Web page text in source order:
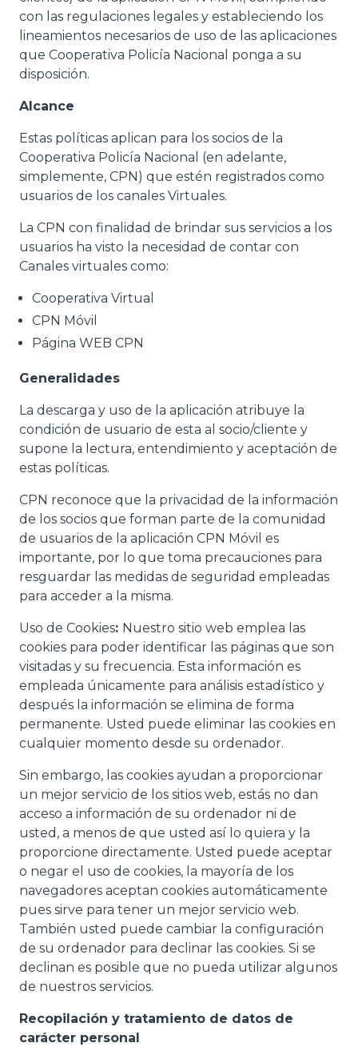
con las regulaciones legales y estableciendo los
lineamientos necesarios de uso de las aplicaciones
que Cooperativa Policía Nacional ponga a su
disposición.
Alcance
Estas políticas aplican para los socios de la
Cooperativa Policía Nacional (en adelante,
simplemente, CPN) que estén registrados como
usuarios de los canales Virtuales.
La CPN con finalidad de brindar sus servicios a los
usuarios ha visto la necesidad de contar con
Canales virtuales como:
Cooperativa Virtual
CPN Móvil
Página WEB CPN
Generalidades
La descarga y uso de la aplicación atribuye la
condición de usuario de esta al socio/cliente y
supone la lectura, entendimiento y aceptación de
estas políticas.
CPN reconoce que la privacidad de la información
de los socios que forman parte de la comunidad
de usuarios de la aplicación CPN Móvil es
importante, por lo que toma precauciones para
resguardar las medidas de seguridad empleadas
para acceder a la misma.
Uso de Cookies: Nuestro sitio web emplea las
cookies para poder identificar las páginas que son
visitadas y su frecuencia. Esta información es
empleada únicamente para análisis estadístico y
después la información se elimina de forma
permanente. Usted puede eliminar las cookies en
cualquier momento desde su ordenador.
Sin embargo, las cookies ayudan a proporcionar
un mejor servicio de los sitios web, estás no dan
acceso a información de su ordenador ni de
usted, a menos de que usted así lo quiera y la
proporcione directamente. Usted puede aceptar
o negar el uso de cookies, la mayoría de los
navegadores aceptan cookies automáticamente
pues sirve para tener un mejor servicio web.
También usted puede cambiar la configuración
de su ordenador para declinar las cookies. Si se
declinan es posible que no pueda utilizar algunos
de nuestros servicios.
Recopilación y tratamiento de datos de
carácter personal